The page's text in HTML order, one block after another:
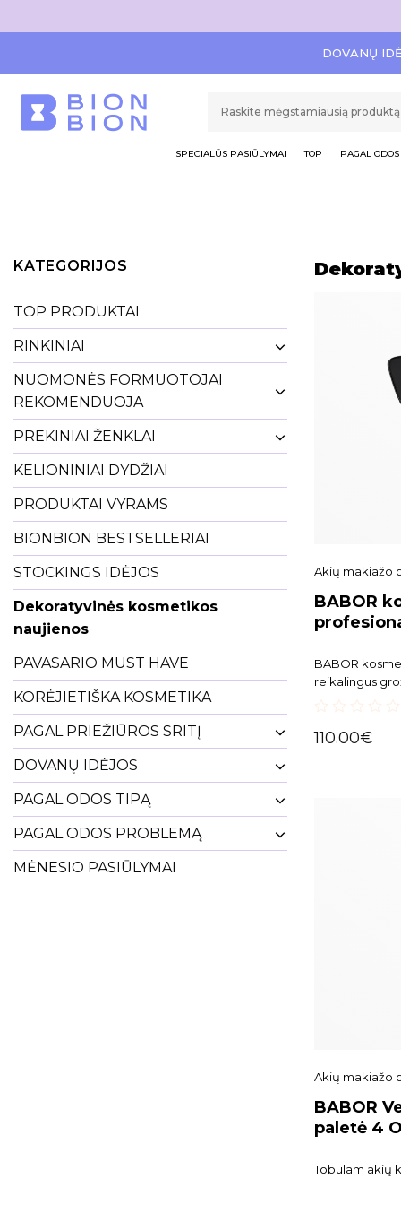
DOVANŲ
SPECIALŪS PASIŪLYMAI TOP PAGAL
KATEGORIJOS
TOP PRODUKTAI
RINKINIAI
NUOMONĖS FORMUOTOJAI
REKOMENDUOJA
PREKINIAI ŽENKLAI
KELIONINIAI DYDŽIAI
PRODUKTAI VYRAMS
BIONBION BESTSELLERIAI
STOCKINGS IDĖJOS
Dekoratyvinės kosmetikos
naujienos
PAVASARIO MUST HAVE
KORĖJIETIŠKA KOSMETIKA
PAGAL PRIEŽIŪROS SRITĮ
DOVANŲ IDĖJOS
PAGAL ODOS TIPĄ
PAGAL ODOS PROBLEMĄ
MĖNESIO PASIŪLYMAI
Akių makiažo
BABOR
BABOR
reikalingus
out
110.00€
Akių makiažo
BABOR
paletė 4
Tobulam akių